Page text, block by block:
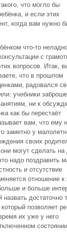
что могло бы
и если этих
когда вам нужно
что-то
с
вопросов. Итак,
что в прошлом
радовался
учебники
ни к
как бы перестаёт
вам, что ему
заметно у
своих
могут сделать на
надо поздравить
и отсутствие
отношение к
и больше
достаточно
позволяет
их уже у него